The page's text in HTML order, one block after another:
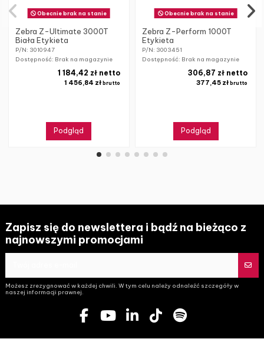
Obecnie brak na stanie
Zebra Z-Ultimate 3000T
Biała Etykieta
P/N: 3010947
Dostępność: Brak na magazynie
1 456,84 złbrutto
1 184,42 zł netto
Podgląd
Obecnie brak na stanie
Zebra Z-Perform 1000T
Etykieta
P/N: 3003451
Dostępność: Brak na magazynie
377,45 zł brutto
306,87 zł netto
Podgląd
Zapisz się do newslettera i bądź na bieżąco z
najnowszymi promocjami
Możesz zrezygnować w każdej chwili. W tym celu należy odnaleźć szczegóły w
naszej informacji prawnej.